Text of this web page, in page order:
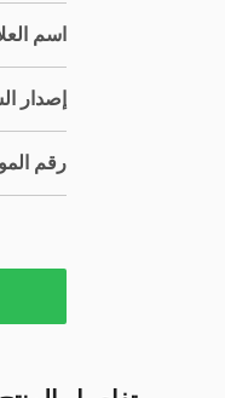
اسم
إصدار
رقم